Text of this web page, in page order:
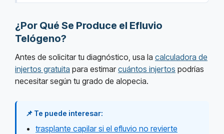
¿Por Qué Se Produce el Efluvio
Telógeno?
Antes de solicitar tu diagnóstico, usa la calculadora de
injertos gratuita para estimarcuántos injertos podrías
necesitar según tu grado de alopecia.
📌 Te puede interesar:
trasplante capilar si el efluvio no revierte